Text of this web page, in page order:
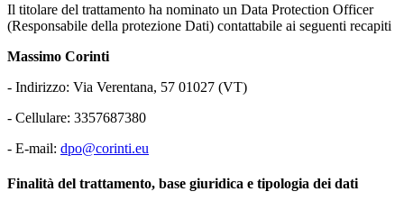
Il titolare del trattamento ha nominato un Data Protection Officer
(Responsabile della protezione Dati) contattabile ai seguenti recapiti
Massimo Corinti
- Indirizzo: Via Verentana, 57 01027 (VT)
- Cellulare: 3357687380
- E-mail: dpo@corinti.eu
Finalità del trattamento, base giuridica e tipologia dei dati